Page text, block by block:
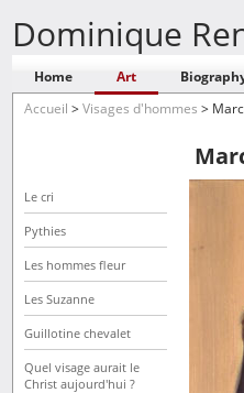
Dominique
Home Art
Accueil >Visages d'hommes >
Le cri
Pythies
Les hommes fleur
Les Suzanne
Guillotine chevalet
Quel visage aurait le
Christ aujourd'hui ?